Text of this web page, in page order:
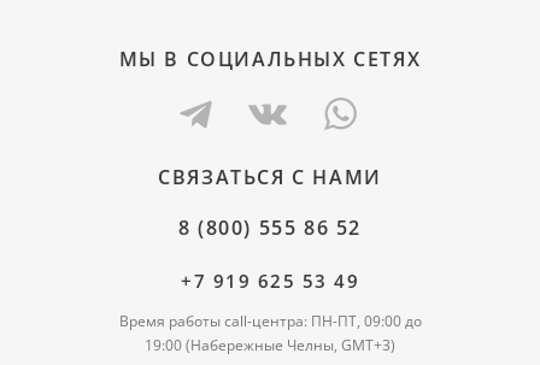
МЫ В СОЦИАЛЬНЫХ СЕТЯХ
СВЯЗАТЬСЯ С НАМИ
8 (800) 555 86 52
+7 919 625 53 49
Время работы call-центра: ПН-ПТ, 09:00 до
19:00 (Набережные Челны, GMT+3)